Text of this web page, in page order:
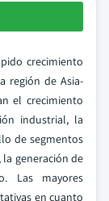
crecimiento
región de Asia-
el crecimiento
industrial, la
de segmentos
generación de
Las mayores
en cuanto